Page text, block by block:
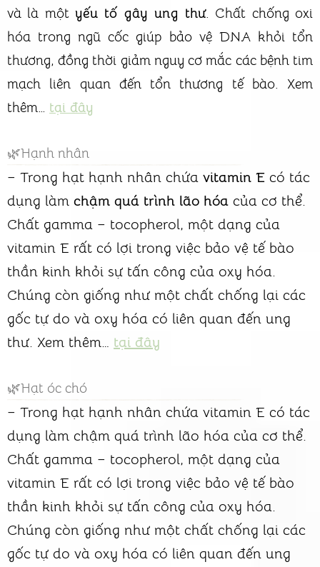
và là một yếu tố gây ung thư. Chất chống oxi
hóa trong ngũ cốc giúp bảo vệ DNA khỏi tổn
thương, đồng thời giảm nguy cơ mắc các bệnh tim
mạch liên quan đến tổn thương tế bào. Xem
thêm… tại đây
🌿Hạnh nhân
– Trong hạt hạnh nhân chứa vitamin E có tác
dụng làm chậm quá trình lão hóa của cơ thể.
Chất gamma – tocopherol, một dạng của
vitamin E rất có lợi trong việc bảo vệ tế bào
thần kinh khỏi sự tấn công của oxy hóa.
Chúng còn giống như một chất chống lại các
gốc tự do và oxy hóa có liên quan đến ung
thư. Xem thêm… tại đây
🌿Hạt óc chó
– Trong hạt hạnh nhân chứa vitamin E có tác
dụng làm chậm quá trình lão hóa của cơ thể.
Chất gamma – tocopherol, một dạng của
vitamin E rất có lợi trong việc bảo vệ tế bào
thần kinh khỏi sự tấn công của oxy hóa.
Chúng còn giống như một chất chống lại các
gốc tự do và oxy hóa có liên quan đến ung